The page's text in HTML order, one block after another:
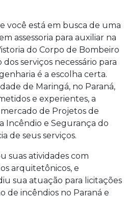
você está em busca de uma
assessoria para auxiliar na
do Corpo de Bombeiro
serviços necessário para
é a escolha certa.
de Maringá, no Paraná,
e experientes, a
de Projetos de
Incêndio e Segurança do
de seus serviços.
suas atividades com
arquitetônicos, e
sua atuação para licitações
de incêndios no Paraná e